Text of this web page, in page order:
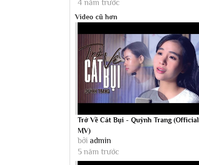
4 năm trước
Video cũ hơn
Trở Về Cát Bụi - Quỳnh Trang (Official
MV)
bởi admin
5 năm trước